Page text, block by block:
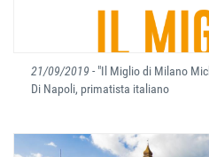
21/09/2019- "Il Miglio di Milano
Di Napoli, primatista italiano